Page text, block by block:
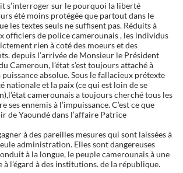
s’interroger sur le pourquoi la liberté
été moins protégée que partout dans le
les textes seuls ne suffisent pas. Réduits à
officiers de police camerounais , les individus
rien à coté des moeurs et des
depuis l’arrivée de Monsieur le Président
Cameroun, l’état s’est toujours attaché à
absolue. Sous le fallacieux prétexte
nationale et la paix (ce qui est loin de se
camerounais a toujours cherché tous les
ses ennemis à l’impuissance. C’est ce que
de Yaoundé dans l’affaire Patrice
à des pareilles mesures qui sont laissées à
administration. Elles sont dangereuses
à la longue, le peuple camerounais à une
l’égard à des institutions. de la république.